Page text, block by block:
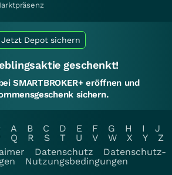
Jetzt Depot sichern
geschenkt!
SMARTBROKER+ eröffnen und
sichern.
A B C D E F G H I
J
Q R S T U V W X Y
Z
Datenschutz
Datenschutz-
Nutzungsbedingungen